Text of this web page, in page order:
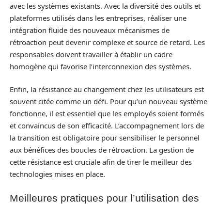
avec les systèmes existants. Avec la diversité des outils et
plateformes utilisés dans les entreprises, réaliser une
intégration fluide des nouveaux mécanismes de
rétroaction peut devenir complexe et source de retard. Les
responsables doivent travailler à établir un cadre
homogène qui favorise l’interconnexion des systèmes.
Enfin, la résistance au changement chez les utilisateurs est
souvent citée comme un défi. Pour qu’un nouveau système
fonctionne, il est essentiel que les employés soient formés
et convaincus de son efficacité. L’accompagnement lors de
la transition est obligatoire pour sensibiliser le personnel
aux bénéfices des boucles de rétroaction. La gestion de
cette résistance est cruciale afin de tirer le meilleur des
technologies mises en place.
Meilleures pratiques pour l’utilisation des